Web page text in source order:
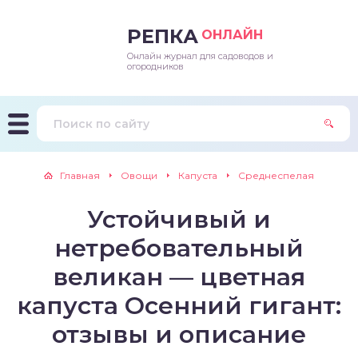
РЕПКА ОНЛАЙН
Онлайн журнал для садоводов и
огородников
Главная Овощи Капуста Среднеспелая
Устойчивый и
нетребовательный
великан — цветная
капуста Осенний гигант:
отзывы и описание
и подкормки